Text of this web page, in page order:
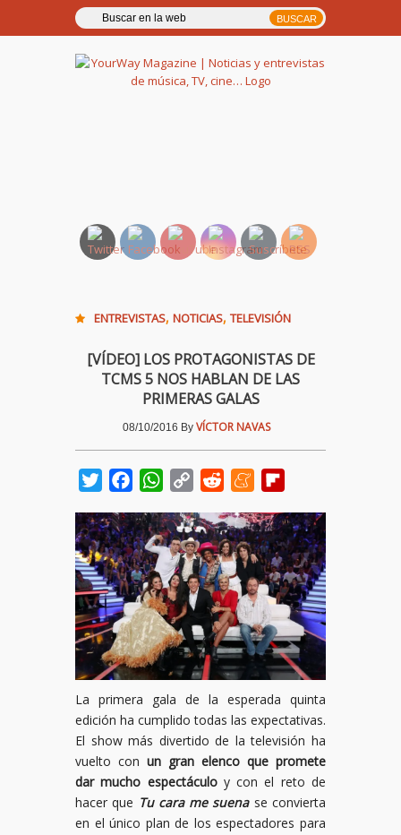
ENTREVISTAS, NOTICIAS, TELEVISIÓN
[VÍDEO] LOS PROTAGONISTAS DE
TCMS 5 NOS HABLAN DE LAS
PRIMERAS GALAS
08/10/2016 By VÍCTOR NAVAS
TwitterFacebookWhatsApp
Copy
Reddit Meneame
La primera gala de la esperada quinta
edición ha cumplido todas las expectativas.
El show más divertido de la televisión ha
vuelto con un gran elenco que promete
dar mucho espectáculoy con el reto de
hacer que Tu cara me suenase convierta
en el único plan de los espectadores para